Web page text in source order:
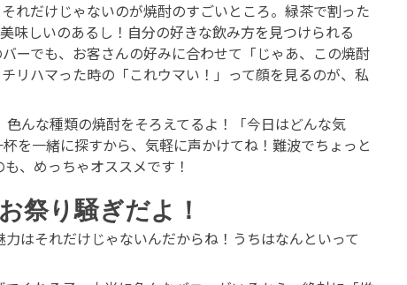
れだけじゃないのが焼酎のすごいところ。緑茶で割った
味しいのあるし！自分の好きな飲み方を見つけられる
ーでも、お客さんの好みに合わせて「じゃあ、この焼酎
リハマった時の「これウマい！」って顔を見るのが、私
んな種類の焼酎をそろえてるよ！「今日はどんな気
を一緒に探すから、気軽に声かけてね！難波でちょっと
、めっちゃオススメです！
祭り騒ぎだよ！
はそれだけじゃないんだからね！うちはなんといって